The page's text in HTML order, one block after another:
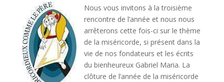
Nous vous invitons à la troisième
rencontre de l’année et nous nous
arrêterons cette fois-ci sur le thème
de la miséricorde, si présent dans la
vie de nos fondateurs et les écrits
du bienheureux Gabriel Maria. La
clôture de l’année de la miséricorde